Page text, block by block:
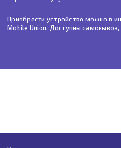
Приобрести устройство можно в
Mobile Union. Доступны самовывоз,